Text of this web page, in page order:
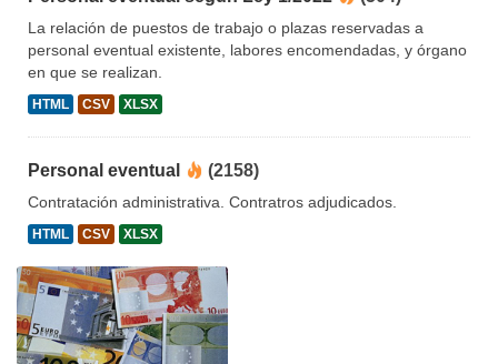
La relación de puestos de trabajo o plazas reservadas a
personal eventual existente, labores encomendadas, y órgano
en que se realizan.
HTML CSV XLSX
Personal eventual (2158)
Contratación administrativa. Contratros adjudicados.
HTML CSV XLSX